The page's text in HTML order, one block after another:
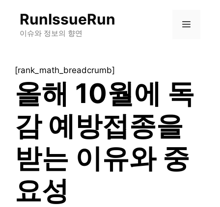
RunIssueRun
이슈와 정보의 향연
메
[rank_math_breadcrumb]
올해 10월에 독
감 예방접종을
받는 이유와 중
요성